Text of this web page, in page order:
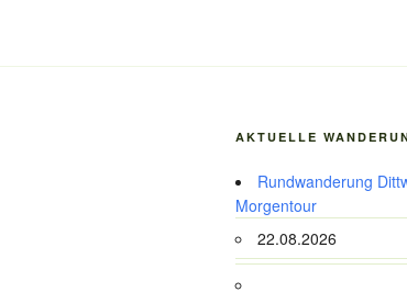
AKTUELLE
Rundwanderung
Morgentour
22.08.2026